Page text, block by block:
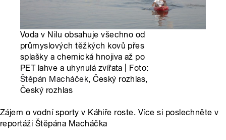
Voda v Nilu obsahuje všechno od
průmyslových těžkých kovů přes
splašky a chemická hnojiva až po
PET lahve a uhynulá zvířata | Foto:
Štěpán Macháček, Český rozhlas,
Český rozhlas
Zájem o vodní sporty v Káhiře roste. Více si poslechněte v
reportáži Štěpána Macháčka